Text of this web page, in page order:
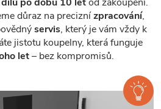
důraz na preciznízpracování,
servis, který je vám vždy k
jistotu koupelny, která funguje
let– bez kompromisů.